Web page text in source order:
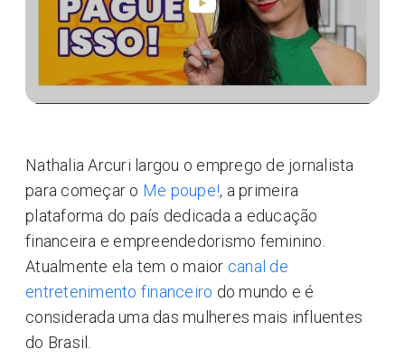
Nathalia Arcuri largou o emprego de jornalista
para começar o Me poupe!, a primeira
plataforma do país dedicada a educação
financeira e empreendedorismo feminino.
Atualmente ela tem o maior canal de
entretenimento financeiro do mundo e é
considerada uma das mulheres mais influentes
do Brasil.